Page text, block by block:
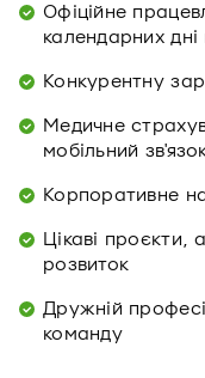
Офіційне
календарних дні
Конкурентну
Медичне
мобільний
Корпоративне
Цікаві проєкти,
розвиток
Дружній
команду